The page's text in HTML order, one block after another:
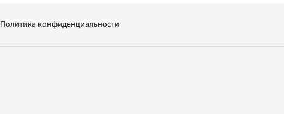
Политика конфиденциальности